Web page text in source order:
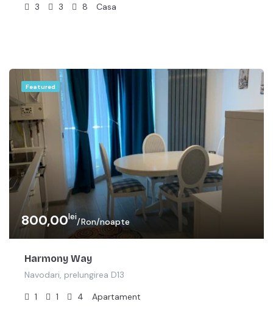
3
3 8 Casa
Featured
800,00lei/Ron/noapte
Harmony Way
Navodari, prelungirea D13
1
1 4 Apartament